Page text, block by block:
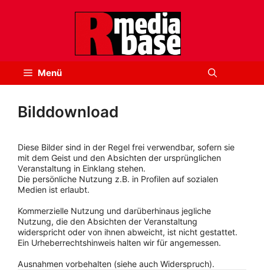
Menü
Bilddownload
Diese Bilder sind in der Regel frei verwendbar, sofern sie
mit dem Geist und den Absichten der ursprünglichen
Veranstaltung in Einklang stehen.
Die persönliche Nutzung z.B. in Profilen auf sozialen
Medien ist erlaubt.
Kommerzielle Nutzung und darüberhinaus jegliche
Nutzung, die den Absichten der Veranstaltung
widerspricht oder von ihnen abweicht, ist nicht gestattet.
Ein Urheberrechtshinweis halten wir für angemessen.
Ausnahmen vorbehalten (siehe auch Widerspruch).